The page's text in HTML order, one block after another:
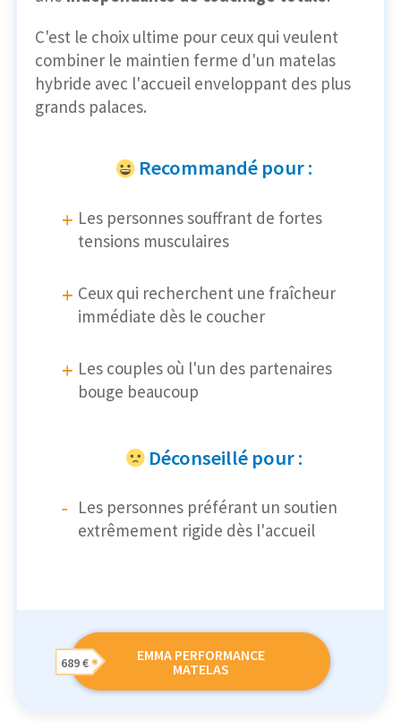
C'est le choix ultime pour ceux qui veulent
combiner le maintien ferme d'un matelas
hybride avec l'accueil enveloppant des plus
grands palaces.
Recommandé pour :
Les personnes souffrant de fortes
tensions musculaires
Ceux qui recherchent une fraîcheur
immédiate dès le coucher
Les couples où l'un des partenaires
bouge beaucoup
Déconseillé pour :
Les personnes préférant un soutien
extrêmement rigide dès l'accueil
EMMA PERFORMANCE
MATELAS
689 €